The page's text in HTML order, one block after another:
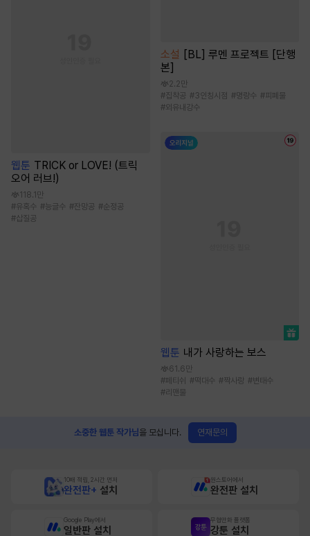
웹툰 TRICK or LOVE! (트릭
오어 러브!)
118.1만
#유혹수 #능글수 #잔망공 #순정공
#삽질공
소설 [BL] 루멘 프로젝트 [단행
본]
2.2만
#집착공 #3인칭시점 #명랑수 #피폐물
#외유내강수
웹툰 내가 사랑하는 보스
61.6만
#페티쉬 #떡대수 #짝사랑 #변태수
#리맨물
소중한 웹툰 작가님을 모십니다. 연재문의
10배 적립, 2시간 먼저
완전판+ 설치
원스토어에서
완전판 설치
Google Play에서
일반판 설치
무협만화 플랫폼
강툰 설치